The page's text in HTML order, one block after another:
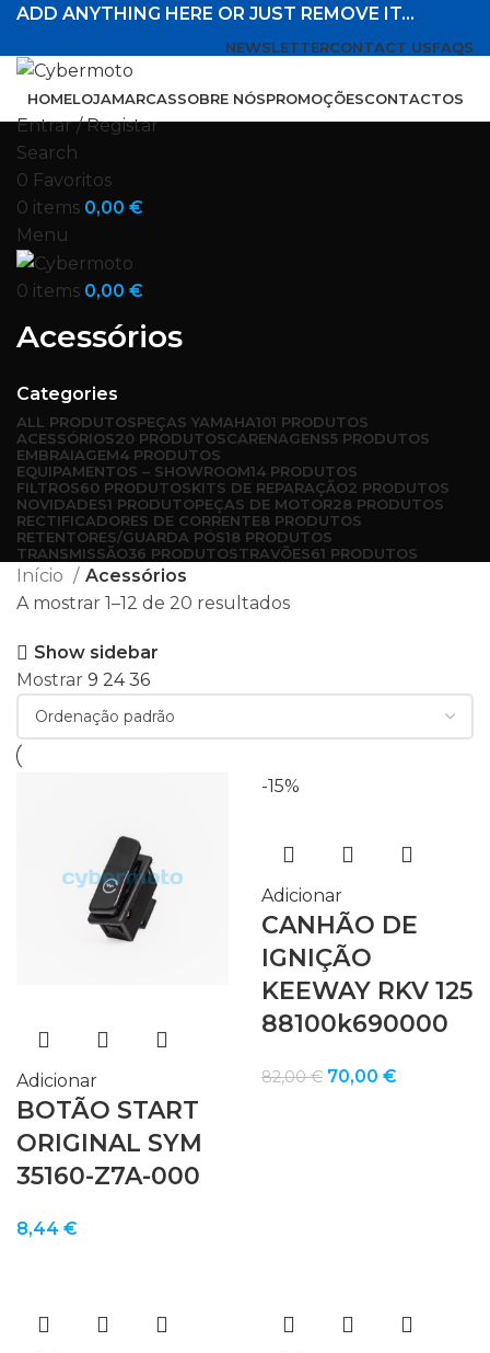
ADD ANYTHING HERE OR JUST REMOVE IT…
NEWSLETTERCONTACT USFAQS
HOMELOJAMARCASSOBRE NÓSPROMOÇÕESCONTACTOS
Entrar / Registar
Search
0 Favoritos
0 items 0,00 €
Menu
0 items 0,00 €
Acessórios
Categories
ALL PRODUTOSPEÇAS YAMAHA101 PRODUTOS
ACESSÓRIOS20 PRODUTOSCARENAGENS5 PRODUTOS
EMBRAIAGEM4 PRODUTOS
EQUIPAMENTOS – SHOWROOM14 PRODUTOS
FILTROS60 PRODUTOSKITS DE REPARAÇÃO2 PRODUTOS
NOVIDADES1 PRODUTOPEÇAS DE MOTOR28 PRODUTOS
RECTIFICADORES DE CORRENTE8 PRODUTOS
RETENTORES/GUARDA PÓS18 PRODUTOS
TRANSMISSÃO36 PRODUTOSTRAVÕES61 PRODUTOS
Início
Acessórios
A mostrar 1–12 de 20 resultados
Show sidebar
Mostrar 9 2436
Adicionar
BOTÃO START
ORIGINAL SYM
35160-Z7A-000
8,44 €
-15%
Adicionar
CANHÃO DE
IGNIÇÃO
KEEWAY RKV 125
88100k690000
82,00€ O
70,00 €O